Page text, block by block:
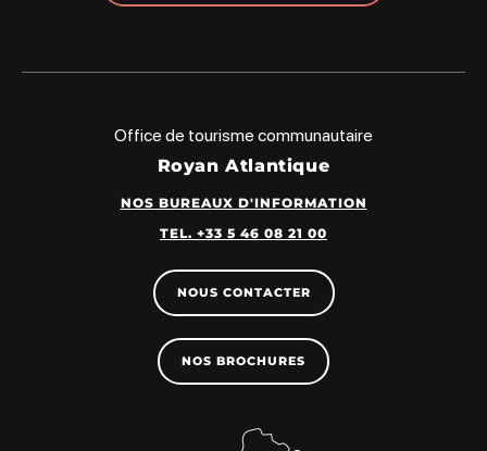
Office de tourisme communautaire
Royan Atlantique
NOS BUREAUX D'INFORMATION
TEL. +33 5 46 08 21 00
NOUS CONTACTER
NOS BROCHURES